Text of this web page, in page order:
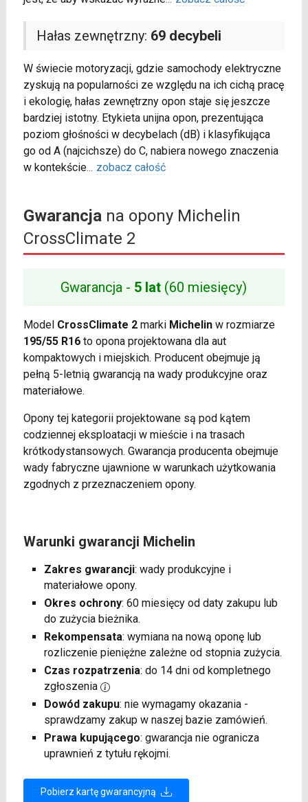
Hałas zewnętrzny: 69 decybeli
W świecie motoryzacji, gdzie samochody elektryczne
zyskują na popularności ze względu na ich cichą pracę
i ekologię, hałas zewnętrzny opon staje się jeszcze
bardziej istotny. Etykieta unijna opon, prezentująca
poziom głośności w decybelach (dB) i klasyfikująca
go od A (najcichsze) do C, nabiera nowego znaczenia
w kontekście... zobacz całość
Gwarancjana opony Michelin
CrossClimate 2
Gwarancja - 5 lat (60 miesięcy)
Model CrossClimate 2marki Michelinw rozmiarze
195/55 R16to opona projektowana dla aut
kompaktowych i miejskich. Producent obejmuje ją
pełną 5-letnią gwarancją na wady produkcyjne oraz
materiałowe.
Opony tej kategorii projektowane są pod kątem
codziennej eksploatacji w mieście i na trasach
krótkodystansowych. Gwarancja producenta obejmuje
wady fabryczne ujawnione w warunkach użytkowania
zgodnych z przeznaczeniem opony.
Warunki gwarancji Michelin
Zakres gwarancji: wady produkcyjne i
materiałowe opony.
Okres ochrony: 60 miesięcy od daty zakupu lub
do zużycia bieżnika.
Rekompensata: wymiana na nową oponę lub
rozliczenie pieniężne zależne od stopnia zużycia.
Czas rozpatrzenia: do 14 dni od kompletnego
zgłoszenia
Dowód zakupu: nie wymagamy okazania -
sprawdzamy zakup w naszej bazie zamówień.
Prawa kupującego: gwarancja nie ogranicza
uprawnień z tytułu rękojmi.
Pobierz kartę gwarancyjną